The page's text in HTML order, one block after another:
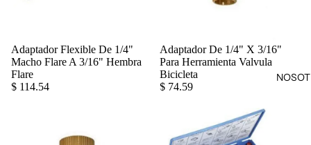
Agregar
Adaptador Flexible De 1/4"
Macho Flare A 3/16" Hembra
Flare
$ 114.54
Adaptador De 1/4" X 3/16"
Para Herramienta Valvula
Bicicleta
$ 74.59